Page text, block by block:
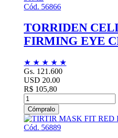
Cód. 56866
TORRIDEN
FIRMING EYE
★ ★ ★ ★ ★
Gs. 121.600
USD 20.00
R$ 105,80
Cómpralo
Cód. 56889